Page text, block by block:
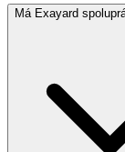
Má Exayard